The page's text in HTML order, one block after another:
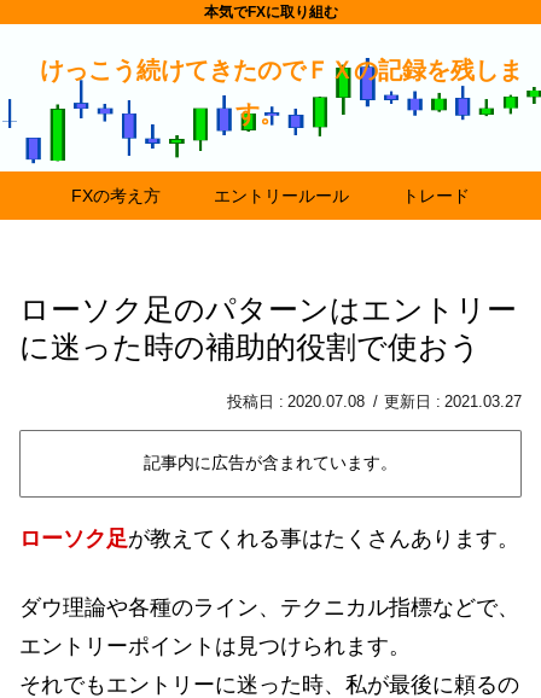
本気でFXに取り組む
けっこう続けてきたのでＦＸの記録を残しま
す。
FXの考え方 エントリールール トレード
ローソク足のパターンはエントリー
に迷った時の補助的役割で使おう
2020.07.08 2021.03.27
記事内に広告が含まれています。
ローソク足が教えてくれる事はたくさんあります。
ダウ理論や各種のライン、テクニカル指標などで、
エントリーポイントは見つけられます。
それでもエントリーに迷った時、私が最後に頼るの